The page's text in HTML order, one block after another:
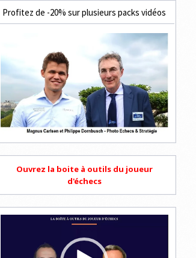
Profitez de -20% sur plusieurs packs vidéos
Ouvrez la boite à outils du joueur
d'échecs